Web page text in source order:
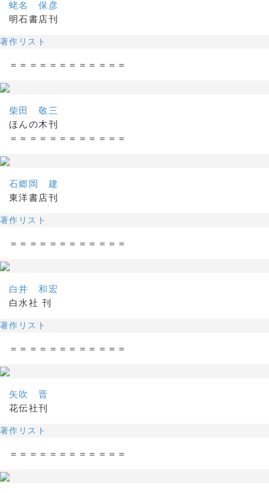
蛯名 保彦
明石書店刊
著作リスト
＝＝＝＝＝＝＝＝＝＝＝＝
柴田 敬三
ほんの木刊
＝＝＝＝＝＝＝＝＝＝＝＝
石郷岡 建
東洋書店刊
著作リスト
＝＝＝＝＝＝＝＝＝＝＝＝
白井 和宏
白水社 刊
著作リスト
＝＝＝＝＝＝＝＝＝＝＝＝
矢吹 晋
花伝社刊
著作リスト
＝＝＝＝＝＝＝＝＝＝＝＝